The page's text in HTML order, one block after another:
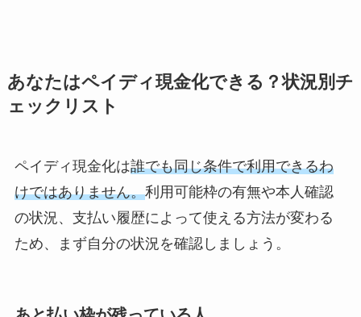
あなたはペイディ現金化できる？状況別チ
ェックリスト
ペイディ現金化は誰でも同じ条件で利用できるわ
けではありません。利用可能枠の有無や本人確認
の状況、支払い履歴によって使える方法が変わる
ため、まず自分の状況を確認しましょう。